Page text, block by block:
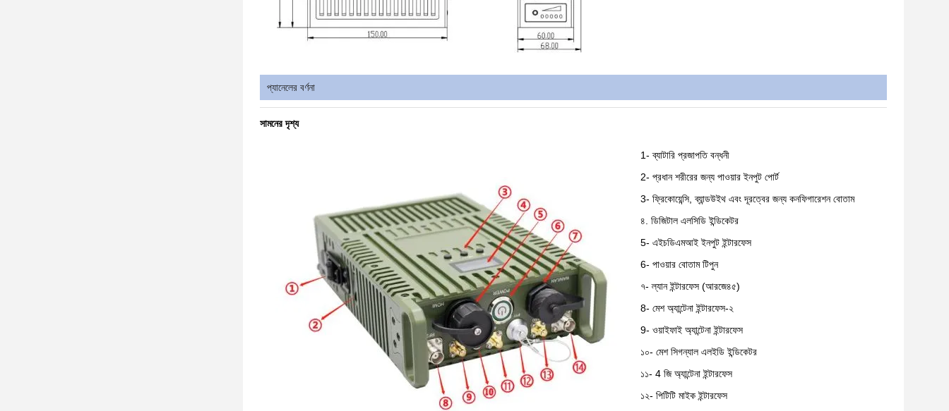
প্যানেলের বর্ণনা
সামনের দৃশ্য
1- ব্যাটারি প্রজাপতি বন্ধনী
2- প্রধান শরীরের জন্য পাওয়ার ইনপুট পোর্ট
3- ফ্রিকোয়েন্সি, ব্যান্ডউইথ এবং দূরত্বের জন্য কনফিগারেশন বোতাম
৪. ডিজিটাল এলসিডি ইন্ডিকেটর
5- এইচডিএমআই ইনপুট ইন্টারফেস
6- পাওয়ার বোতাম টিপুন
৭- ল্যান ইন্টারফেস (আরজে৪৫)
8- মেশ অ্যান্টেনা ইন্টারফেস-২
9- ওয়াইফাই অ্যান্টেনা ইন্টারফেস
১০- মেশ সিগন্যাল এলইডি ইন্ডিকেটর
১১- 4 জি অ্যান্টেনা ইন্টারফেস
১২- পিটিটি মাইক ইন্টারফেস